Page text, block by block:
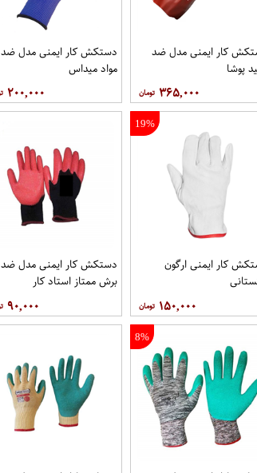
کار ایمنی مدل ضد
پوشا
۳۶۵,۰۰۰
دستکش کار ایمنی مدل ضد
مواد میداس
۲۰۰,۰۰۰
19%
کار ایمنی ارگون
۱۵۰,۰۰۰
دستکش کار ایمنی مدل ضد
برش ممتاز استاد کار
۹۰,۰۰۰
8%